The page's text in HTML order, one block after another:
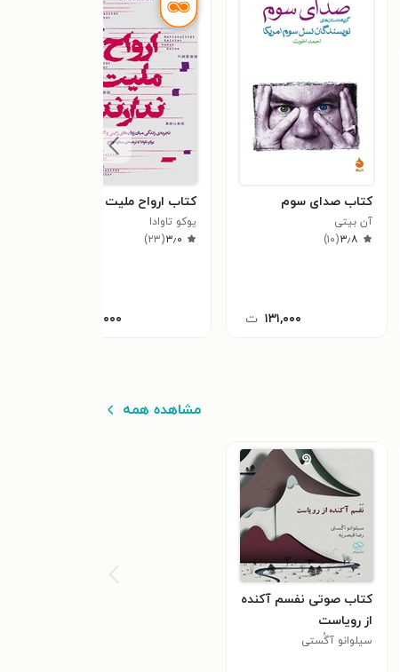
کتاب صدای سوم
آن بیتی
۳٫۸(۱۰)
۱۳۱,۰۰۰ ت
کتاب ارواح ملیت ندارند
یوکو تاوادا
۳٫۰(۲۳)
۶۹,۰۰۰
مشاهده همه
کتاب صوتی نفسم آکنده
از رویاست
سیلوانو آگُستی